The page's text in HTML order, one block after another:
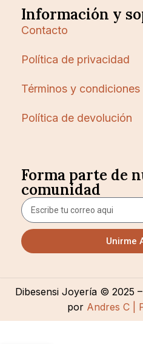
Información y
Contacto
Política de privacidad
Términos y condiciones
Política de devolución
Forma parte de
comunidad
Unirme
Dibesensi Joyería © 2025
porAndres C |